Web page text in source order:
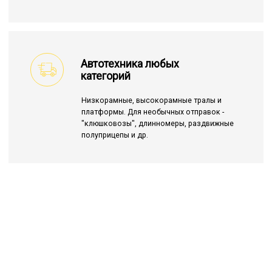
Автотехника любых
категорий
Низкорамные, высокорамные тралы и
платформы. Для необычных отправок -
"клюшковозы", длинномеры, раздвижные
полуприцепы и др.